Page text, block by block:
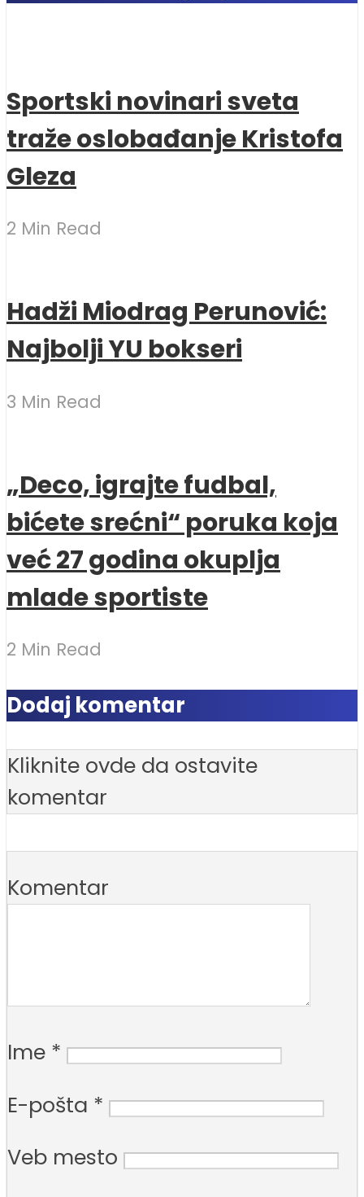
Sportski novinari sveta
traže oslobađanje Kristofa
Gleza
2 Min Read
Hadži Miodrag Perunović:
Najbolji YU bokseri
3 Min Read
„Deco, igrajte fudbal,
bićete srećni“ poruka koja
već 27 godina okuplja
mlade sportiste
2 Min Read
Dodaj komentar
Kliknite ovde da ostavite
komentar
Komentar
Ime *
E-pošta *
Veb mesto